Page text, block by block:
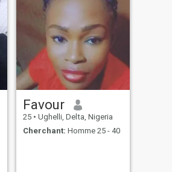
Favour
25 • Ughelli, Delta, Nigeria
Cherchant: Homme 25 - 40